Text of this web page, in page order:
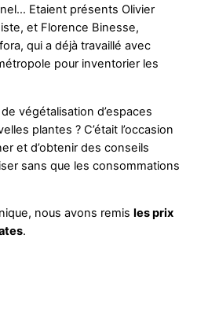
Etaient présents Olivier
et Florence Binesse,
qui a déjà travaillé avec
pour inventorier les
végétalisation d’espaces
plantes ? C’était l’occasion
et d’obtenir des conseils
sans que les consommations
nous avons remis les prix
.